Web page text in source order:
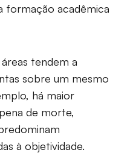
formação acadêmica
tendem a
sobre um mesmo
há maior
de morte,
à objetividade.